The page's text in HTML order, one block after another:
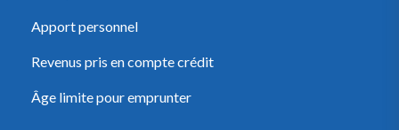
Apport personnel
Revenus pris en compte crédit
Âge limite pour emprunter